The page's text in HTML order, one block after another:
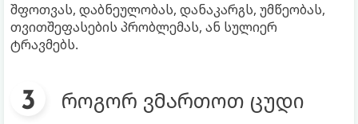
შფოთვას, დაბნეულობას, დანაკარგს, უმწეობას,
თვითშეფასების პრობლემას, ან სულიერ
ტრავმებს.
როგორ ვმართოთ ცუდი